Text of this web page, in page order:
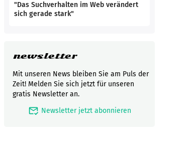
"Das Suchverhalten im Web verändert
sich gerade stark"
newsletter
Mit unseren News bleiben Sie am Puls der
Zeit! Melden Sie sich jetzt für unseren
gratis Newsletter an.
mark_email_read Newsletter jetzt abonnieren